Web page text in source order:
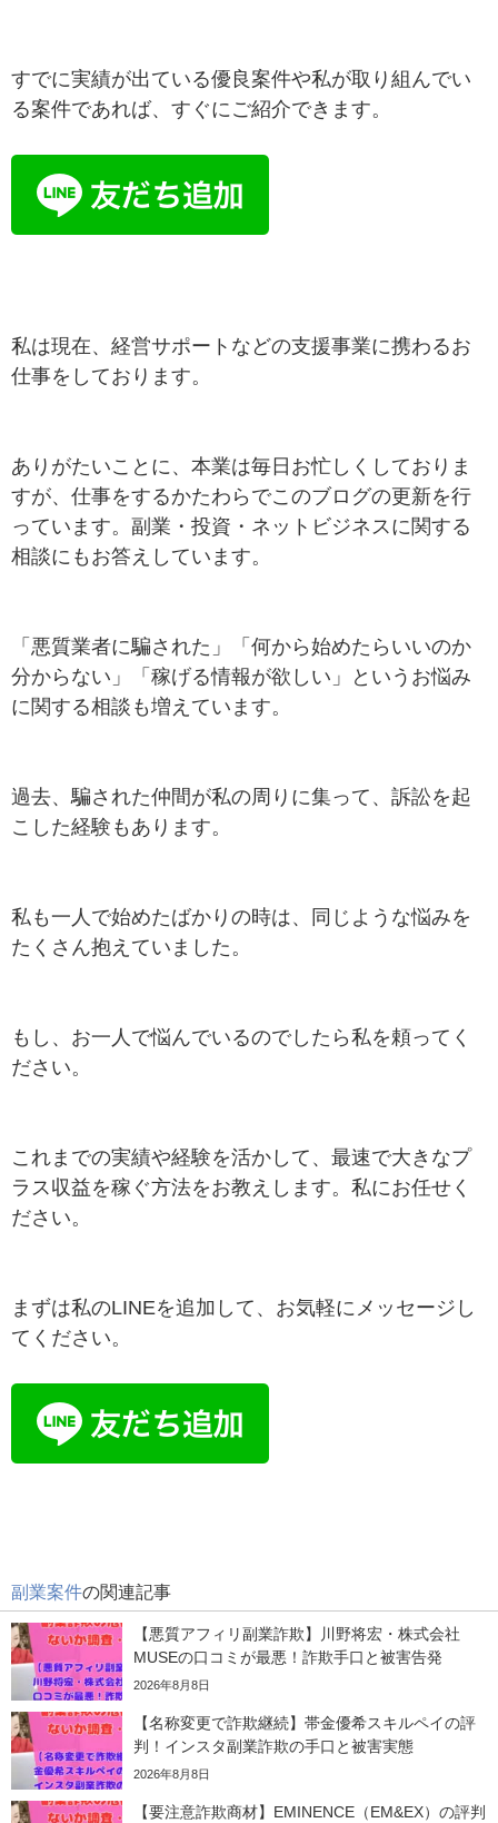
すでに実績が出ている優良案件や私が取り組んでい
る案件であれば、すぐにご紹介できます。
私は現在、経営サポートなどの支援事業に携わるお
仕事をしております。
ありがたいことに、本業は毎日お忙しくしておりま
すが、仕事をするかたわらでこのブログの更新を行
っています。副業・投資・ネットビジネスに関する
相談にもお答えしています。
「悪質業者に騙された」「何から始めたらいいのか
分からない」「稼げる情報が欲しい」というお悩み
に関する相談も増えています。
過去、騙された仲間が私の周りに集って、訴訟を起
こした経験もあります。
私も一人で始めたばかりの時は、同じような悩みを
たくさん抱えていました。
もし、お一人で悩んでいるのでしたら私を頼ってく
ださい。
これまでの実績や経験を活かして、最速で大きなプ
ラス収益を稼ぐ方法をお教えします。私にお任せく
ださい。
まずは私のLINEを追加して、お気軽にメッセージし
てください。
副業案件の関連記事
【悪質アフィリ副業詐欺】川野将宏・株式会社
MUSEの口コミが最悪！詐欺手口と被害告発
2026年8月8日
【名称変更で詐欺継続】帯金優希スキルペイの評
判！インスタ副業詐欺の手口と被害実態
2026年8月8日
【要注意詐欺商材】EMINENCE（EM&EX）の評判